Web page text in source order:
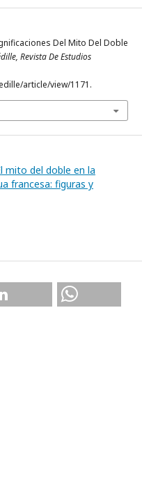
Del Mito Del Doble
Revista De Estudios
article/view/1171.
mito del doble en la
francesa: figuras y